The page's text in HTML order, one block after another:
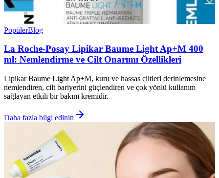
PopülerBlog
La Roche-Posay Lipikar Baume Light Ap+M 400
ml: Nemlendirme ve Cilt Onarımı Özellikleri
Lipikar Baume Light Ap+M, kuru ve hassas ciltleri derinlemesine
nemlendiren, cilt bariyerini güçlendiren ve çok yönlü kullanım
sağlayan etkili bir bakım kremidir.
Daha fazla bilgi edinin